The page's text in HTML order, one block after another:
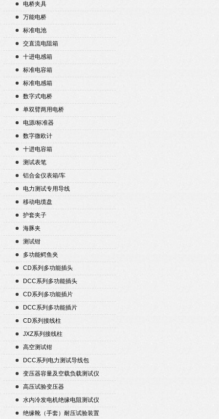
电桥夹具
万能电桥
标准电池
交直流电阻箱
十进电感箱
标准电容箱
标准电感箱
数字式电桥
单双臂两用电桥
电源/标准器
数字微欧计
十进电容箱
测试表笔
铝合金仪表箱/车
电力测试专用导线
移动电缆盘
护套夹子
海豚夹
测试钳
多功能鳄鱼夹
CD系列多功能插头
DCC系列多功能插头
CD系列多功能插片
DCC系列多功能插片
CD系列接线柱
JXZ系列接线柱
高空测试钳
DCC系列电力测试导线包
变压器容量及空载负载测试仪
高压试验变压器
水内冷发电机绝缘电阻测试仪
绝缘靴（手套）耐压试验装置